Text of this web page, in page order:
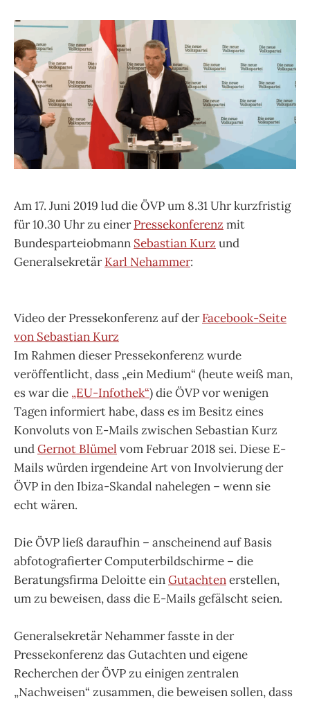
Am 17. Juni 2019 lud die ÖVP um 8.31 Uhr kurzfristig
für 10.30 Uhr zu einerPressekonferenz mit
Bundesparteiobmann Sebastian Kurz und
GeneralsekretärKarl Nehammer:
Video der Pressekonferenz auf derFacebook-Seite
von Sebastian Kurz
Im Rahmen dieser Pressekonferenz wurde
veröffentlicht, dass „ein Medium“ (heute weiß man,
es war die „EU-Infothek“) die ÖVP vor wenigen
Tagen informiert habe, dass es im Besitz eines
Konvoluts von E-Mails zwischen Sebastian Kurz
undGernot Blümel vom Februar 2018 sei. Diese E-
Mails würden irgendeine Art von Involvierung der
ÖVP in den Ibiza-Skandal nahelegen – wenn sie
echt wären.
Die ÖVP ließ daraufhin – anscheinend auf Basis
abfotografierter Computerbildschirme – die
Beratungsfirma Deloitte einGutachtenerstellen,
um zu beweisen, dass die E-Mails gefälscht seien.
Generalsekretär Nehammer fasste in der
Pressekonferenz das Gutachten und eigene
Recherchen der ÖVP zu einigen zentralen
„Nachweisen“ zusammen, die beweisen sollen, dass